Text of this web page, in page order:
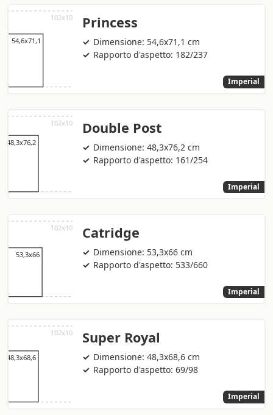
Princess
Dimensione: 54,6x71,1 cm
Rapporto d'aspetto: 182/237
Imperial
Double Post
Dimensione: 48,3x76,2 cm
Rapporto d'aspetto: 161/254
Imperial
Catridge
Dimensione: 53,3x66 cm
Rapporto d'aspetto: 533/660
Imperial
Super Royal
Dimensione: 48,3x68,6 cm
Rapporto d'aspetto: 69/98
Imperial